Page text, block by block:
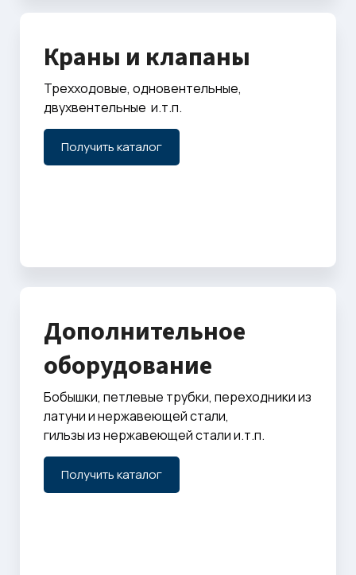
Краны и клапаны
Трехходовые, одновентельные,
двухвентельные и.т.п.
Получить каталог
Дополнительное
оборудование
Бобышки, петлевые трубки, переходники из
латуни и нержавеющей стали,
гильзы из нержавеющей стали и.т.п.
Получить каталог